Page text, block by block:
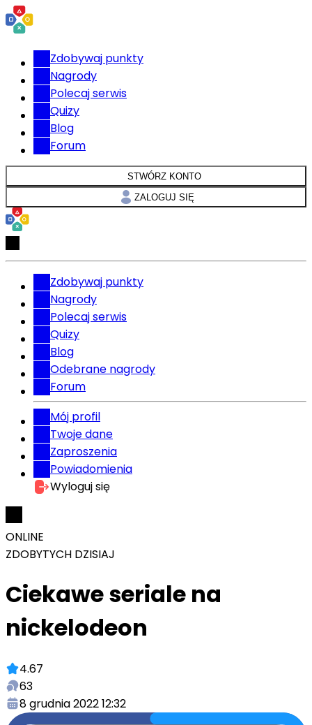
Zdobywaj punkty
Nagrody
Polecaj serwis
Quizy
Blog
Forum
STWÓRZ KONTO
ZALOGUJ SIĘ
Zdobywaj punkty
Nagrody
Polecaj serwis
Quizy
Blog
Odebrane nagrody
Forum
Mój profil
Twoje dane
Zaproszenia
Powiadomienia
Wyloguj się
ONLINE
ZDOBYTYCH DZISIAJ
Ciekawe seriale na
nickelodeon
4.67
63
8 grudnia 2022 12:32